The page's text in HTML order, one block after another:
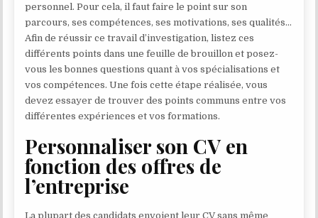
personnel. Pour cela, il faut faire le point sur son
parcours, ses compétences, ses motivations, ses qualités…
Afin de réussir ce travail d’investigation, listez ces
différents points dans une feuille de brouillon et posez-
vous les bonnes questions quant à vos spécialisations et
vos compétences. Une fois cette étape réalisée, vous
devez essayer de trouver des points communs entre vos
différentes expériences et vos formations.
Personnaliser son CV en
fonction des offres de
l’entreprise
La plupart des candidats envoient leur CV sans même